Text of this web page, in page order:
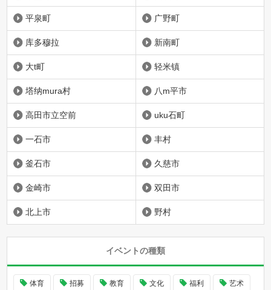
平泉町 广野町
库多穆拉 新南町
大t町 轻米镇
塔纳mura村 八m平市
高田市立空前 uku石町
一石市 丰村
釜石市 久慈市
金崎市 双田市
北上市 野村
イベントの種類
体育 招募 教育 文化 福利 艺术